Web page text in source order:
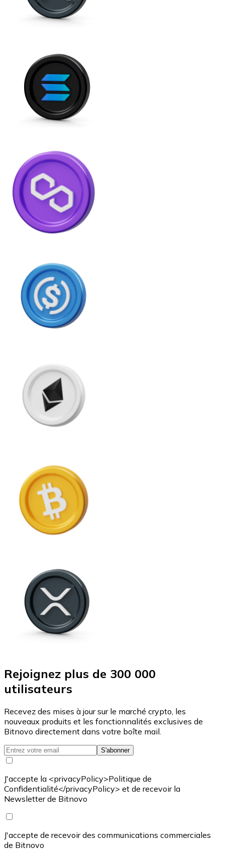
Rejoignez plus de 300 000
utilisateurs
Recevez des mises à jour sur le marché crypto, les
nouveaux produits et les fonctionnalités exclusives de
Bitnovo directement dans votre boîte mail.
S'abonner
J'accepte la <privacyPolicy>Politique de
Confidentialité</privacyPolicy> et de recevoir la
Newsletter de Bitnovo
J'accepte de recevoir des communications commerciales
de Bitnovo